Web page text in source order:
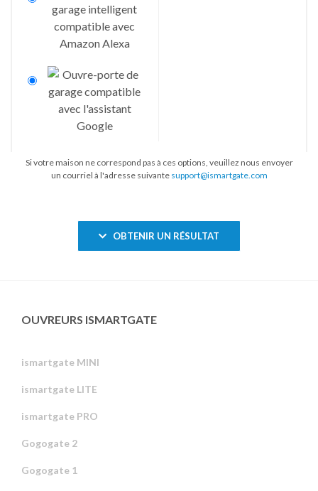
Si votre maison ne correspond pas à ces options, veuillez nous envoyer
un courriel à l'adresse suivante support@ismartgate.com
OBTENIR UN RÉSULTAT
OUVREURS ISMARTGATE
ismartgate MINI
ismartgate LITE
ismartgate PRO
Gogogate 2
Gogogate 1